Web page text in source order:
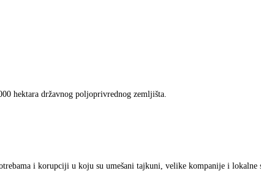
hektara državnog poljoprivrednog zemljišta.
i korupciji u koju su umešani tajkuni, velike kompanije i lokalne